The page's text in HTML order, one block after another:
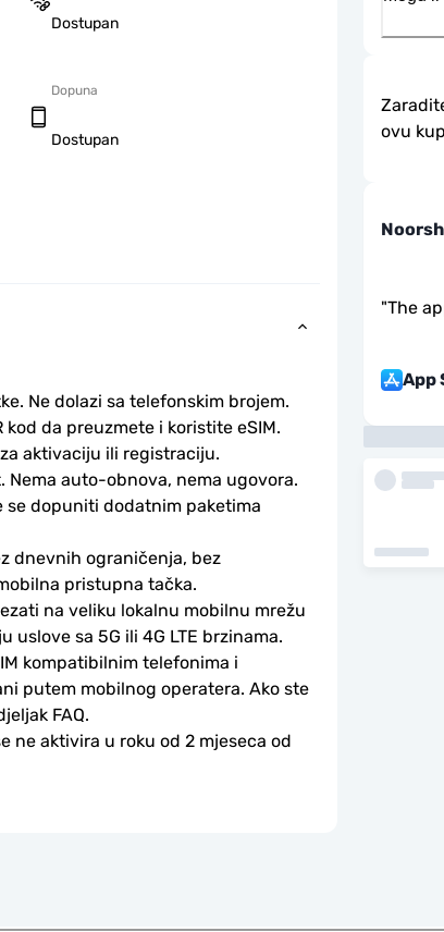
Dostupan
Dopuna
Dostupan
Ne dolazi sa telefonskim brojem.
da preuzmete i koristite eSIM.
aktivaciju ili registraciju.
auto-obnova, nema ugovora.
se dopuniti dodatnim paketima
dnevnih ograničenja, bez
pristupna tačka.
na veliku lokalnu mobilnu mrežu
uslove sa 5G ili 4G LTE brzinama.
kompatibilnim telefonima i
putem mobilnog operatera. Ako ste
FAQ.
ne aktivira u roku od 2 mjeseca od
ovu
"The
App